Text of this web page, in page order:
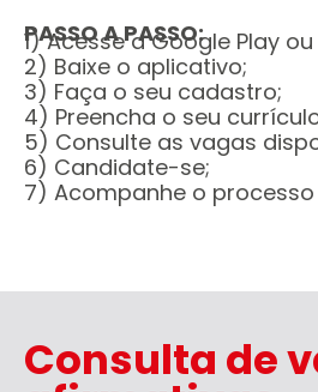
PASSO A PASSO:
1) Acesse a Google Play
2) Baixe o aplicativo;
3) Faça o seu cadastro;
4) Preencha o seu
5) Consulte as vagas
6) Candidate-se;
7) Acompanhe o
Consulta de